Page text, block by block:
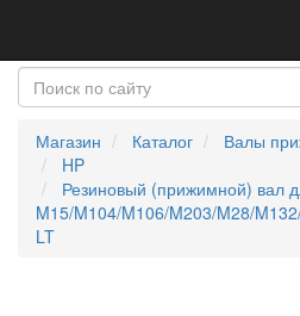
Магазин Каталог
Валы
HP
Резиновый (прижимной) вал
M15/M104/M106/M203/M28/
LT